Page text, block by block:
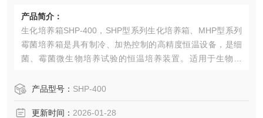
产品简介：
生化培养箱SHP-400，SHP型系列生化培养箱、MHP型系列
霉菌培养箱是具有制冷、加热控制的高精度恒温设备，是细
菌、霉菌微生物培养试验的恒温培养装置。适用于生物工
院校、水体分析和BOD测定、植物栽培、保存等领域从事科
产品型号： SHP-400
更新时间： 2026-01-28